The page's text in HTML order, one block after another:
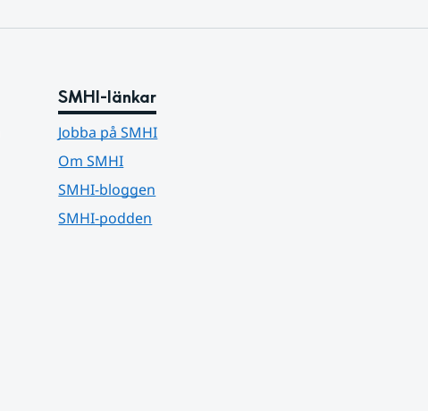
SMHI-länkar
Jobba på SMHI
Om SMHI
SMHI-bloggen
SMHI-podden